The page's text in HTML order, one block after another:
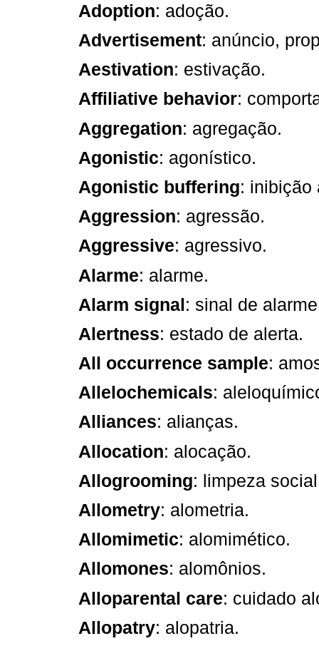
Adoption: adoção.
Advertisement: anúncio,
Aestivation: estivação.
Affiliative behavior:
Aggregation: agregação.
Agonistic: agonístico.
Agonistic buffering: inibição
Aggression: agressão.
Aggressive: agressivo.
Alarme: alarme.
Alarm signal: sinal de
Alertness: estado de alerta.
All occurrence sample:
Allelochemicals:
Alliances: alianças.
Allocation: alocação.
Allogrooming: limpeza
Allometry: alometria.
Allomimetic: alomimético.
Allomones: alomônios.
Alloparental care: cuidado
Allopatry: alopatria.